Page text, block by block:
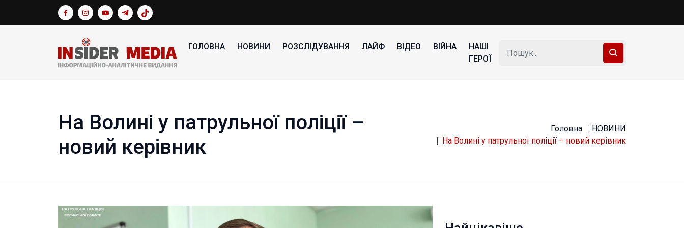
ГОЛОВНА НОВИНИ РОЗСЛІДУВАННЯ ЛАЙФ ВІДЕО ВІЙНА
НАШІ
ГЕРОЇ
На Волині у патрульної поліції –
новий керівник
Головна
НОВИНИ
На Волині у патрульної поліції – новий керівник